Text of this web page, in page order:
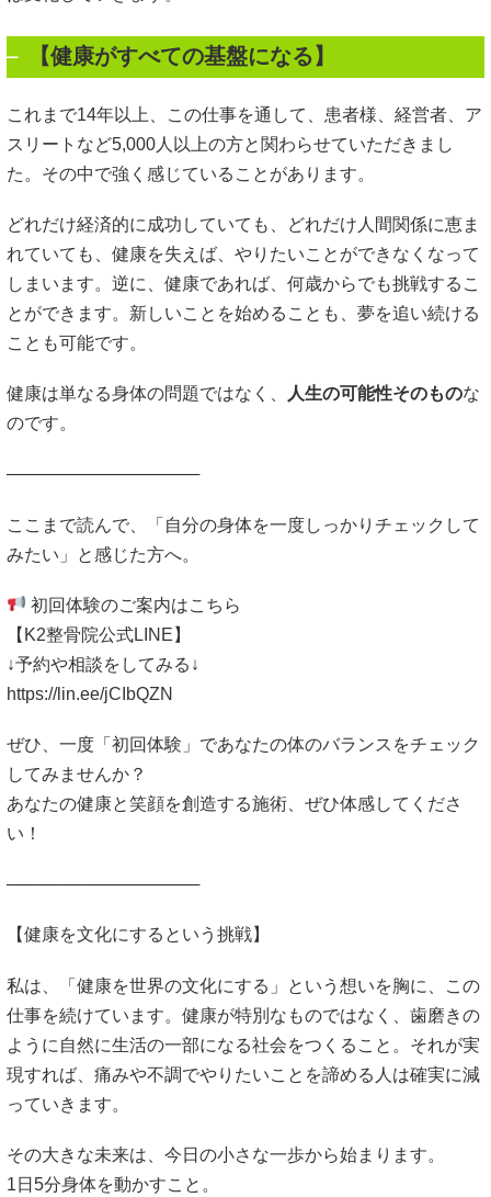
【健康がすべての基盤になる】
これまで14年以上、この仕事を通して、患者様、経営者、ア
スリートなど5,000人以上の方と関わらせていただきまし
た。その中で強く感じていることがあります。
どれだけ経済的に成功していても、どれだけ人間関係に恵ま
れていても、健康を失えば、やりたいことができなくなって
しまいます。逆に、健康であれば、何歳からでも挑戦するこ
とができます。新しいことを始めることも、夢を追い続ける
ことも可能です。
健康は単なる身体の問題ではなく、 人生の可能性そのものな
のです。
────────────────
ここまで読んで、「自分の身体を一度しっかりチェックして
みたい」と感じた方へ。
初回体験のご案内はこちら
【K2整骨院公式LINE】
↓予約や相談をしてみる↓
https://lin.ee/jCIbQZN
ぜひ、一度「初回体験」であなたの体のバランスをチェック
してみませんか？
あなたの健康と笑顔を創造する施術、ぜひ体感してくださ
い！
────────────────
【健康を文化にするという挑戦】
私は、「健康を世界の文化にする」という想いを胸に、この
仕事を続けています。健康が特別なものではなく、歯磨きの
ように自然に生活の一部になる社会をつくること。それが実
現すれば、痛みや不調でやりたいことを諦める人は確実に減
っていきます。
その大きな未来は、今日の小さな一歩から始まります。
1日5分身体を動かすこと。